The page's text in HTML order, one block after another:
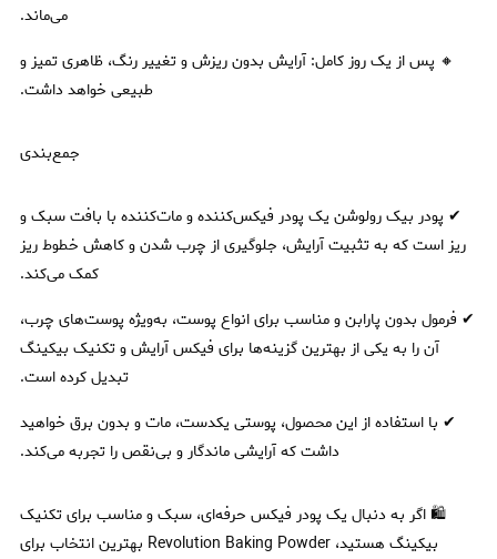
می‌ماند.
🔸 پس از یک روز کامل: آرایش بدون ریزش و تغییر رنگ، ظاهری تمیز و
طبیعی خواهد داشت.
جمع‌بندی
✔ پودر بیک رولوشن یک پودر فیکس‌کننده و مات‌کننده با بافت سبک و
ریز است که به تثبیت آرایش، جلوگیری از چرب شدن و کاهش خطوط ریز
کمک می‌کند.
✔ فرمول بدون پارابن و مناسب برای انواع پوست، به‌ویژه پوست‌های چرب،
آن را به یکی از بهترین گزینه‌ها برای فیکس آرایش و تکنیک بیکینگ
تبدیل کرده است.
✔ با استفاده از این محصول، پوستی یکدست، مات و بدون برق خواهید
داشت که آرایشی ماندگار و بی‌نقص را تجربه می‌کند.
🛍 اگر به دنبال یک پودر فیکس حرفه‌ای، سبک و مناسب برای تکنیک
بیکینگ هستید، Revolution Baking Powder بهترین انتخاب برای